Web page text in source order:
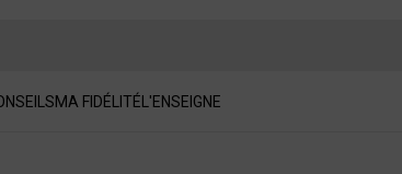
MA FIDÉLITÉL'ENSEIGNE